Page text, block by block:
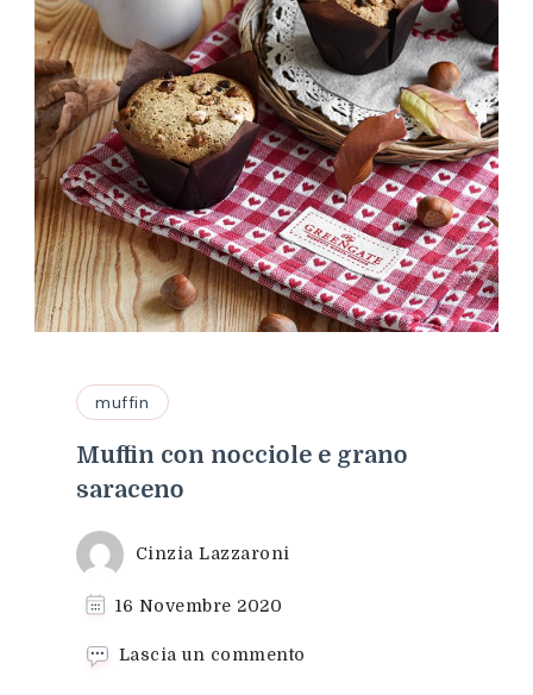
muffin
Muffin con nocciole e grano
saraceno
Cinzia Lazzaroni
16 Novembre 2020
Lascia un commento